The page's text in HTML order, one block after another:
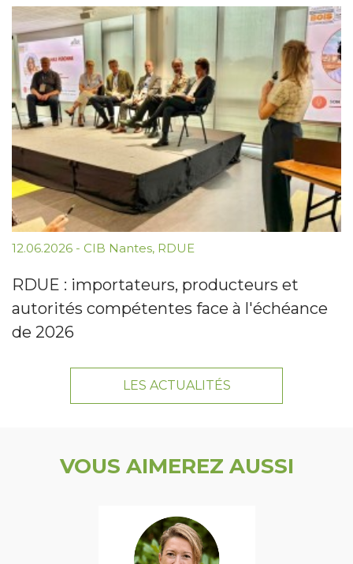
12.06.2026 - CIB Nantes, RDUE
RDUE : importateurs, producteurs et
autorités compétentes face à l'échéance
de 2026
LES ACTUALITÉS
VOUS AIMEREZ AUSSI